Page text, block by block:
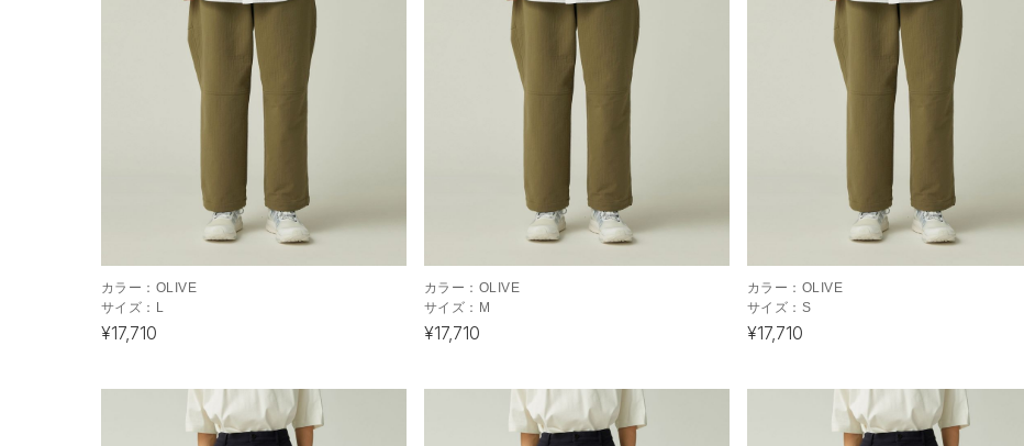
カラー： OLIVE
サイズ： L
¥17,710
カラー： OLIVE
サイズ： M
¥17,710
カラー： OLIVE
サイズ： S
¥17,710